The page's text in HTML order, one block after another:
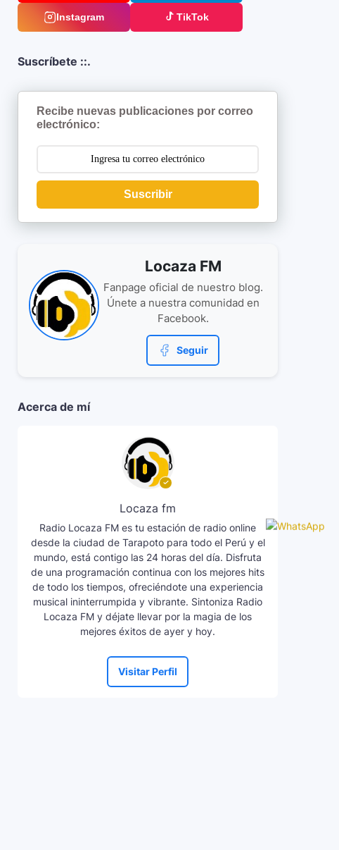
Instagram TikTok
Suscríbete ::.
Recibe nuevas publicaciones por correo
electrónico:
Suscribir
Locaza FM
Fanpage oficial de nuestro blog.
Únete a nuestra comunidad en
Facebook.
Seguir
Acerca de mí
Locaza fm
Radio Locaza FM es tu estación de radio online
desde la ciudad de Tarapoto para todo el Perú y el
mundo, está contigo las 24 horas del día. Disfruta
de una programación continua con los mejores hits
de todo los tiempos, ofreciéndote una experiencia
musical ininterrumpida y vibrante. Sintoniza Radio
Locaza FM y déjate llevar por la magia de los
mejores éxitos de ayer y hoy.
Visitar Perfil